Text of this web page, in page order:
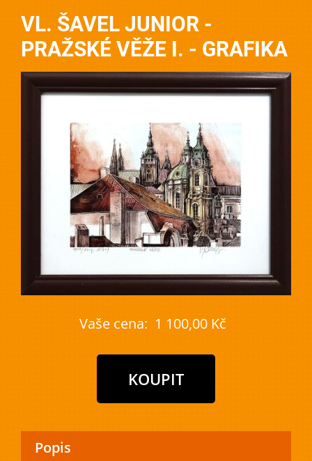
VL. ŠAVEL JUNIOR -
PRAŽSKÉ VĚŽE I. - GRAFIKA
Vaše cena: 1 100,00 Kč
Popis